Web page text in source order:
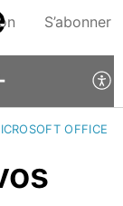
S’abonner
OFFICE